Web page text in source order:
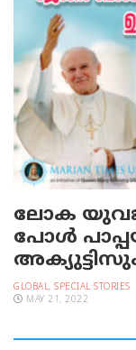
ലോക
പോൾ
GLOBAL, SPECIAL STORIES
MAY 21, 2022